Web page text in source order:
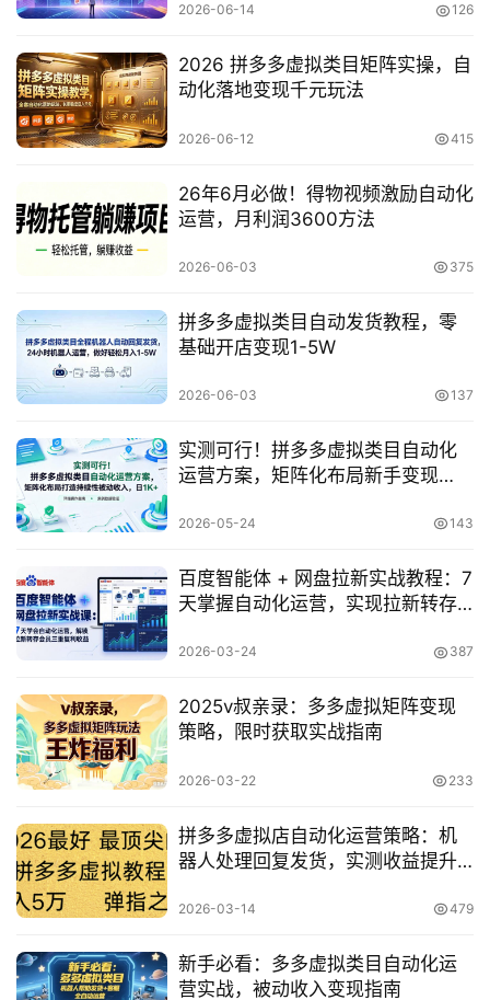
讯
赚
钱
项
网
冒
网
缘
创
业
网
2026-06-14 126
2026 拼多多虚拟类目矩阵实操，自
动化落地变现千元玩法
2026-06-12 415
26年6月必做！得物视频激励自动化
运营，月利润3600方法
2026-06-03 375
拼多多虚拟类目自动发货教程，零
基础开店变现1-5W
2026-06-03 137
实测可行！拼多多虚拟类目自动化
运营方案，矩阵化布局新手变现
2026-05-24 143
百度智能体 + 网盘拉新实战教程：7
天掌握自动化运营，实现拉新转存
2026-03-24 387
2025v叔亲录：多多虚拟矩阵变现
策略，限时获取实战指南
2026-03-22 233
拼多多虚拟店自动化运营策略：机
器人处理回复发货，实测收益提升
2026-03-14 479
新手必看：多多虚拟类目自动化运
营实战，被动收入变现指南